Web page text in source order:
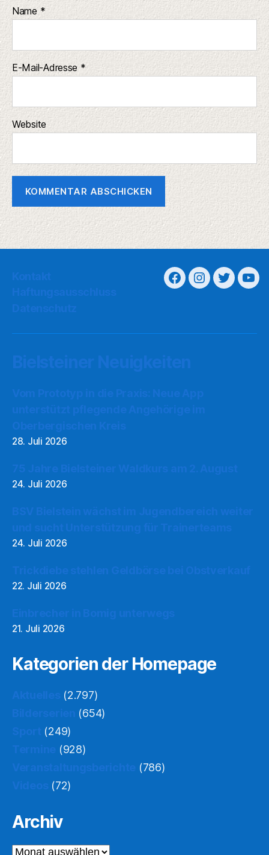
Name*
E-Mail-Adresse *
Website
28. Juli 2026
24. Juli 2026
24. Juli 2026
22. Juli 2026
21. Juli 2026
Kategorien der Homepage
(2.797)
(654)
(249)
(928)
(786)
(72)
Archiv
Archiv